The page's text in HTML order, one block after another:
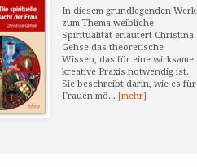
In diesem grundlegenden Werk
zum Thema weibliche
Spiritualität erläutert Christina
Gehse das theoretische
Wissen, das für eine wirksame
kreative Praxis notwendig ist.
Sie beschreibt darin, wie es für
Frauen mö... [mehr]